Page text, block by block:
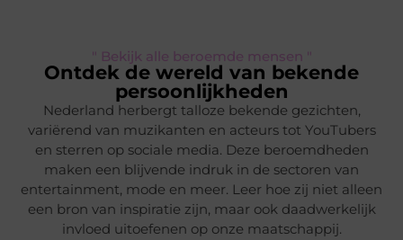
" Bekijk alle beroemde mensen "
Ontdek de wereld van bekende
persoonlijkheden
Nederland herbergt talloze bekende gezichten,
variërend van muzikanten en acteurs tot YouTubers
en sterren op sociale media. Deze beroemdheden
maken een blijvende indruk in de sectoren van
entertainment, mode en meer. Leer hoe zij niet alleen
een bron van inspiratie zijn, maar ook daadwerkelijk
invloed uitoefenen op onze maatschappij.